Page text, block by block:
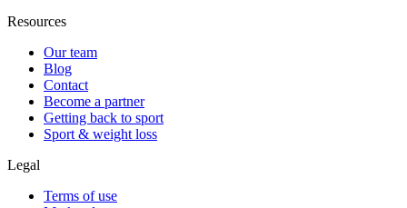
Resources
Our team
Blog
Contact
Become a partner
Getting back to sport
Sport & weight loss
Legal
Terms of use